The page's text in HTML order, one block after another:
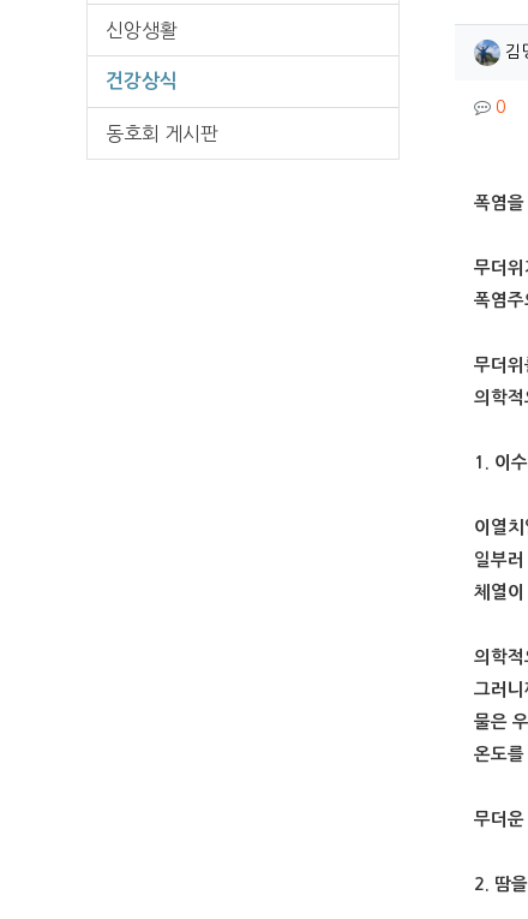
작김
컨0댓글
본문
폭염
무더위
폭염주
무더위
의학적
1. 이
이열
일부
체열이
의학적
그러니
물은
온도를
무더운
2. 땀
신앙생활
건강상식
동호회 게시판